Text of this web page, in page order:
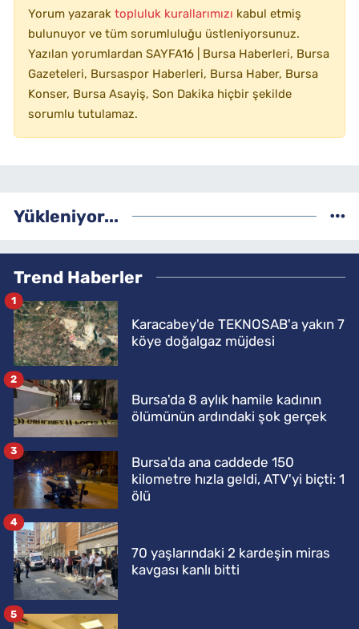
Yorum yazarak topluluk kurallarımızı kabul etmiş
bulunuyor ve tüm sorumluluğu üstleniyorsunuz.
Yazılan yorumlardan SAYFA16 | Bursa Haberleri, Bursa
Gazeteleri, Bursaspor Haberleri, Bursa Haber, Bursa
Konser, Bursa Asayiş, Son Dakika hiçbir şekilde
sorumlu tutulamaz.
Yükleniyor...
Trend Haberler
Karacabey'de TEKNOSAB'a yakın 7
köye doğalgaz müjdesi
1
Bursa'da 8 aylık hamile kadının
ölümünün ardındaki şok gerçek
2
Bursa'da ana caddede 150
kilometre hızla geldi, ATV'yi biçti: 1
ölü
3
70 yaşlarındaki 2 kardeşin miras
kavgası kanlı bitti
4
5